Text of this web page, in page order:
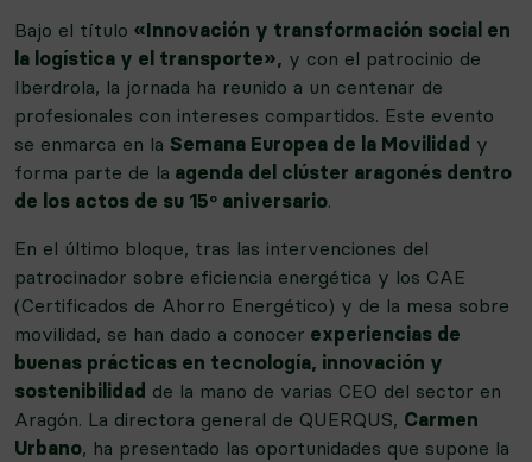
Bajo el título «Innovación y transformación social en
la logística y el transporte», y con el patrocinio de
Iberdrola, la jornada ha reunido a un centenar de
profesionales con intereses compartidos. Este evento
se enmarca en la Semana Europea de la Movilidad y
forma parte de la agenda del clúster aragonés dentro
de los actos de su 15º aniversario.
En el último bloque, tras las intervenciones del
patrocinador sobre eficiencia energética y los CAE
(Certificados de Ahorro Energético) y de la mesa sobre
movilidad, se han dado a conocer experiencias de
buenas prácticas en tecnología, innovación y
sostenibilidad de la mano de varias CEO del sector en
Aragón. La directora general de QUERQUS, Carmen
Urbano, ha presentado las oportunidades que supone la